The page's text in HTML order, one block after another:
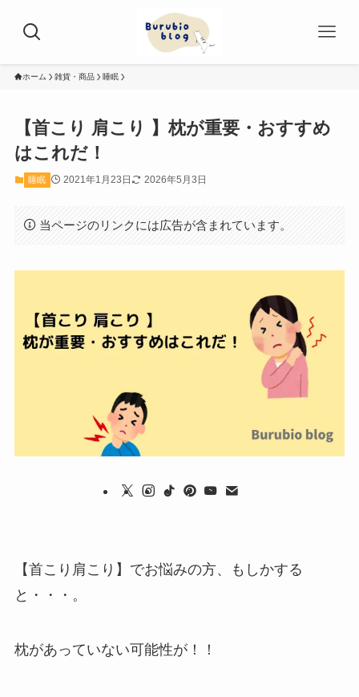
ホーム 雑貨・商品 睡眠
【首こり 肩こり 】枕が重要・おすすめ
はこれだ！
睡眠 2021年1月23日 2026年5月3日
当ページのリンクには広告が含まれています。
【首こり肩こり】でお悩みの方、もしかする
と・・・。
枕があっていない可能性が！！